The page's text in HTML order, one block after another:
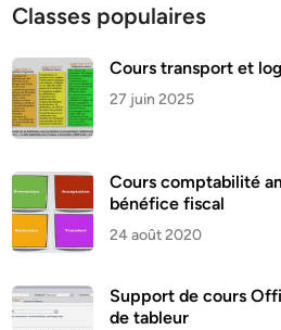
Classes populaires
Cours transport et
27 juin 2025
Cours comptabilité
bénéfice fiscal
24 août 2020
Support de cours
de tableur